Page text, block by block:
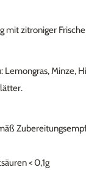
mit zitroniger
Lemongras, Minze,
< 0,1g